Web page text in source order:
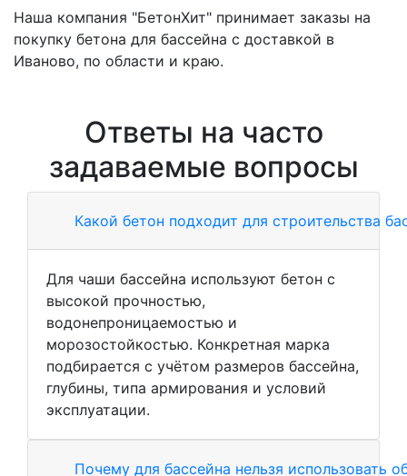
Наша компания "БетонХит" принимает заказы на
покупку бетона для бассейна с доставкой в
Иваново, по области и краю.
Ответы на часто
задаваемые вопросы
Какой бетон подходит для строительства
Для чаши бассейна используют бетон с
высокой прочностью,
водонепроницаемостью и
морозостойкостью. Конкретная марка
подбирается с учётом размеров бассейна,
глубины, типа армирования и условий
эксплуатации.
Почему для бассейна нельзя использовать